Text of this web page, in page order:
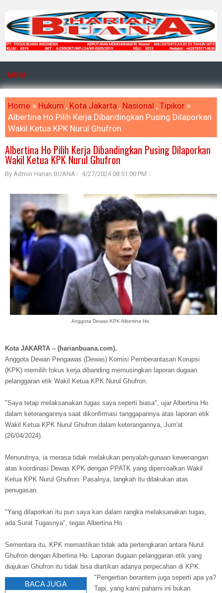
MENU
Home » Hukum , Kota Jakarta , Nasional , Tipikor »
Albertina Ho Pilih Kerja Dibandingkan Pusing Dilaporkan
Wakil Ketua KPK Nurul Ghufron
Albertina Ho Pilih Kerja Dibandingkan Pusing Dilaporkan
Wakil Ketua KPK Nurul Ghufron
By Admin Harian BUANA 4/27/2024 08:51:00 PM
Anggota Dewas KPK Albertina Ho.
Kota JAKARTA – (harianbuana.com).
Anggota Dewan Pengawas (Dewas) Komisi Pemberantasan Korupsi
(KPK) memilih fokus kerja dibanding memusingkan laporan dugaan
pelanggaran etik Wakil Ketua KPK Nurul Ghufron.
"Saya tetap melaksanakan tugas saya seperti biasa", ujar Albertina Ho
dalam keterangannya saat dikonfirmasi tanggapannya atas laporan etik
Wakil Ketua KPK Nurul Ghufron dalam keterangannya, Jum'at
(26/04/2024).
Menurutnya, ia merasa tidak melakukan penyalah-gunaan kewenangan
atas koordinasi Dewas KPK dengan PPATK yang dipersoalkan Wakil
Ketua KPK Nurul Ghufron. Pasalnya, langkah itu dilakukan atas
penugasan.
"Yang dilaporkan itu pun saya kan dalam rangka melaksanakan tugas,
ada Surat Tugasnya", tegas Albertina Ho.
Sementara itu, KPK memastikan tidak ada pertengkaran antara Nurul
Ghufron dengan Albertina Ho. Laporan dugaan pelanggaran etik yang
diajukan Ghufron itu tidak bisa diartikan adanya perpecahan di KPK.
BACA JUGA
"Pengertian berantem juga seperti apa ya?
Tapi, yang kami pahami ini bukan